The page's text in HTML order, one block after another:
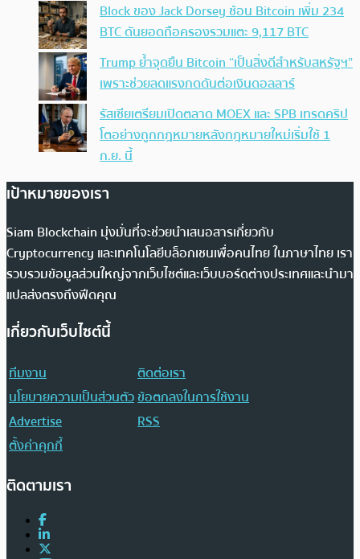
Block ของ Jack Dorsey ช้อน Bitcoin เพิ่ม 234
BTC ดันยอดถือครองรวมแตะ 9,117 BTC
Trump ย้ำจุดยืน Bitcoin “เป็นสิ่งดีสำหรับสหรัฐฯ”
เพราะช่วยลดแรงกดดันต่อเงินดอลลาร์
รัสเซียเตรียมเปิดตลาด MOEX และ SPB เทรดคริป
โตอย่างถูกกฎหมายหลังกฎหมายใหม่เริ่มใช้ 1
ก.ย. นี้
เป้าหมายของเรา
Siam Blockchain มุ่งมั่นที่จะช่วยนำเสนอสารเกี่ยวกับ
Cryptocurrency และเทคโนโลยีบล็อกเชนเพื่อคนไทย ในภาษาไทย เรา
รวบรวมข้อมูลส่วนใหญ่จากเว็บไซต์และเว็บบอร์ดต่างประเทศและนำมา
แปลส่งตรงถึงฟีดคุณ
เกี่ยวกับเว็บไซต์นี้
ทีมงาน
ติดต่อเรา
นโยบายความเป็นส่วนตัวข้อตกลงในการใช้งาน
Advertise
RSS
ตั้งค่าคุกกี้
ติดตามเรา